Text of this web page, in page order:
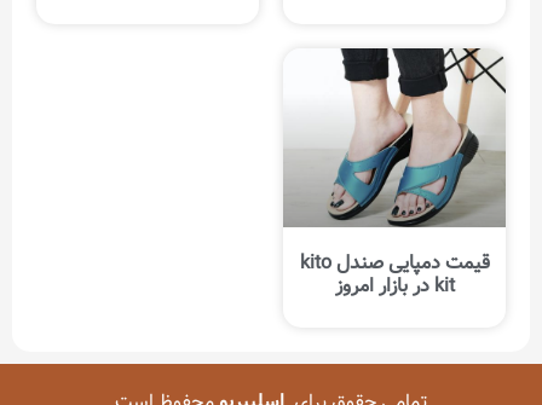
قیمت دمپایی صندل kito
kit در بازار امروز